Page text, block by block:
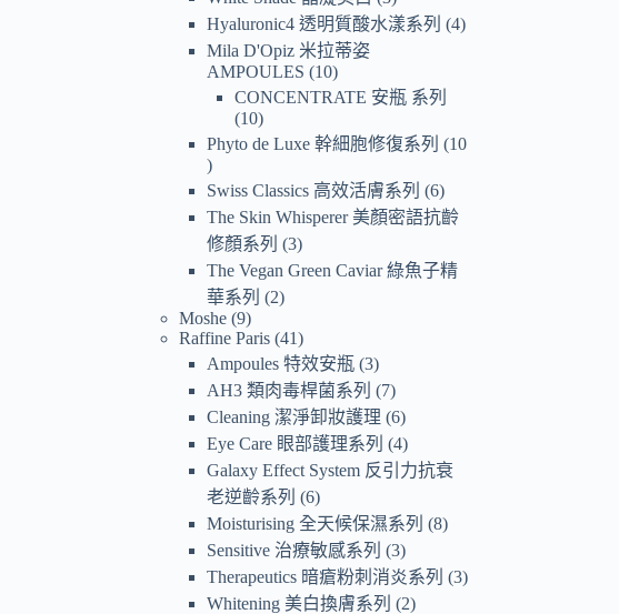
Hyaluronic4 透明質酸水漾系列
4
Mila D'Opiz 米拉蒂姿
AMPOULES
10
CONCENTRATE 安瓶 系列
10
Phyto de Luxe 幹細胞修復系列
10
Swiss Classics 高效活膚系列
6
The Skin Whisperer 美顏密語抗齡
修顏系列
3
The Vegan Green Caviar 綠魚子精
華系列
2
Moshe 9
Raffine Paris 41
Ampoules 特效安瓶 3
AH3 類肉毒桿菌系列
7
Cleaning 潔淨卸妝護理 6
Eye Care 眼部護理系列
4
Galaxy Effect System 反引力抗衰
老逆齡系列
6
Moisturising 全天候保濕系列
8
Sensitive 治療敏感系列
3
Therapeutics 暗瘡粉刺消炎系列
3
Whitening 美白換膚系列
2